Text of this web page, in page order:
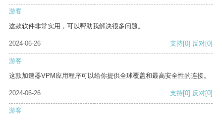
游客
这款软件非常实用，可以帮助我解决很多问题。
2024-06-26 支持[0] 反对[0]
游客
这款加速器VPM应用程序可以给你提供全球覆盖和最高安全性的连接。
2024-06-26 支持[0] 反对[0]
游客